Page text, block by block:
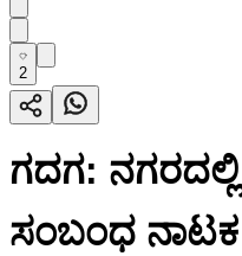
2
ಗದಗ:
ಸಂಬಂಧ ನಾಟಕ